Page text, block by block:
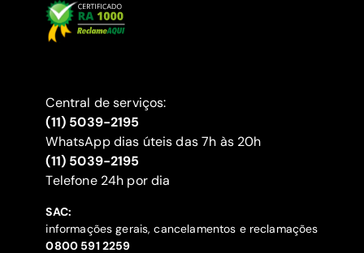
Central de serviços:
(11) 5039-2195
WhatsApp dias úteis das 7h às 20h
(11) 5039-2195
‍Telefone 24h por dia
SAC:
informações gerais, cancelamentos e reclamações
‍0800 591 2259